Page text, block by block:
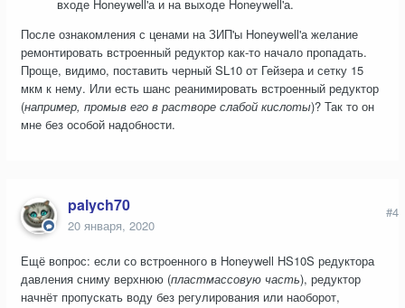
входе Honeywell'а и на выходе Honeywell'а.
После ознакомления с ценами на ЗИП'ы Honeywell'а желание
ремонтировать встроенный редуктор как-то начало пропадать.
Проще, видимо, поставить черный SL10 от Гейзера и сетку 15
мкм к нему. Или есть шанс реанимировать встроенный редуктор
(например, промыв его в растворе слабой кислоты)? Так то он
мне без особой надобности.
palych70
20 января, 2020
#4
Ещё вопрос: если со встроенного в Honeywell HS10S редуктора
давления сниму верхнюю (пластмассовую часть), редуктор
начнёт пропускать воду без регулирования или наоборот,